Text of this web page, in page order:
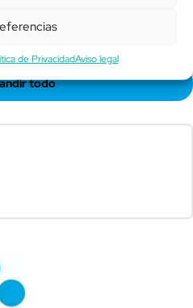
de PrivacidadAviso legal
todo